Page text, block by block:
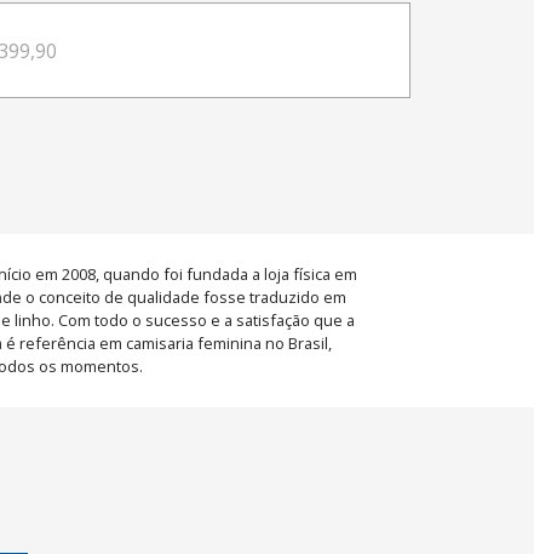
em 2008, quando foi fundada a loja física em
o conceito de qualidade fosse traduzido em
linho. Com todo o sucesso e a satisfação que a
referência em camisaria feminina no Brasil,
os momentos.